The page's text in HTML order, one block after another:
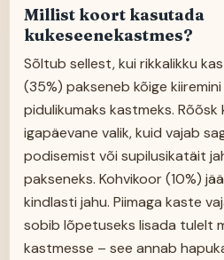
Millist koort kasutada
kukeseenekastmes?
Sõltub sellest, kui rikkalikku
(35%) pakseneb kõige
pidulikumaks kastmeks.
igapäevane valik, kuid vajab
podisemist või supilusikatäit
pakseneks. Kohvikoor (10%)
kindlasti jahu. Piimaga kaste
sobib lõpetuseks lisada tulelt
kastmesse – see annab